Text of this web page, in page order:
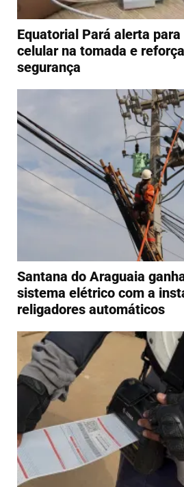
Equatorial Pará alerta
celular na tomada e
segurança
Santana do Araguaia
sistema elétrico com a
religadores automáticos